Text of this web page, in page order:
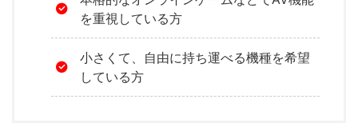
を重視している方
小さくて、自由に持ち運べる機種を希望
している方